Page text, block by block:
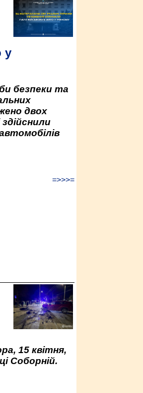
у
безпеки та
двох
=>>>=
15 квітня,
Соборній.